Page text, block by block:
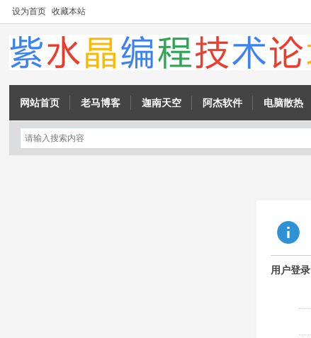
设为首页 收藏本站
网站首页 老马博客 迦南天空 阿杰软件 电脑散热
用户登录